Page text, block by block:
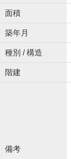
面積
築年月
種別 / 構造
階建
備考